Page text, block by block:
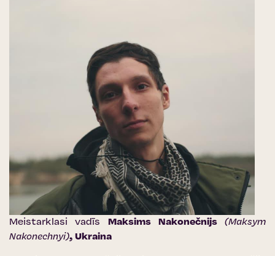
Meistarklasi vadīs Maksims Nakonečnijs
(Maksym
Nakonechnyi), Ukraina